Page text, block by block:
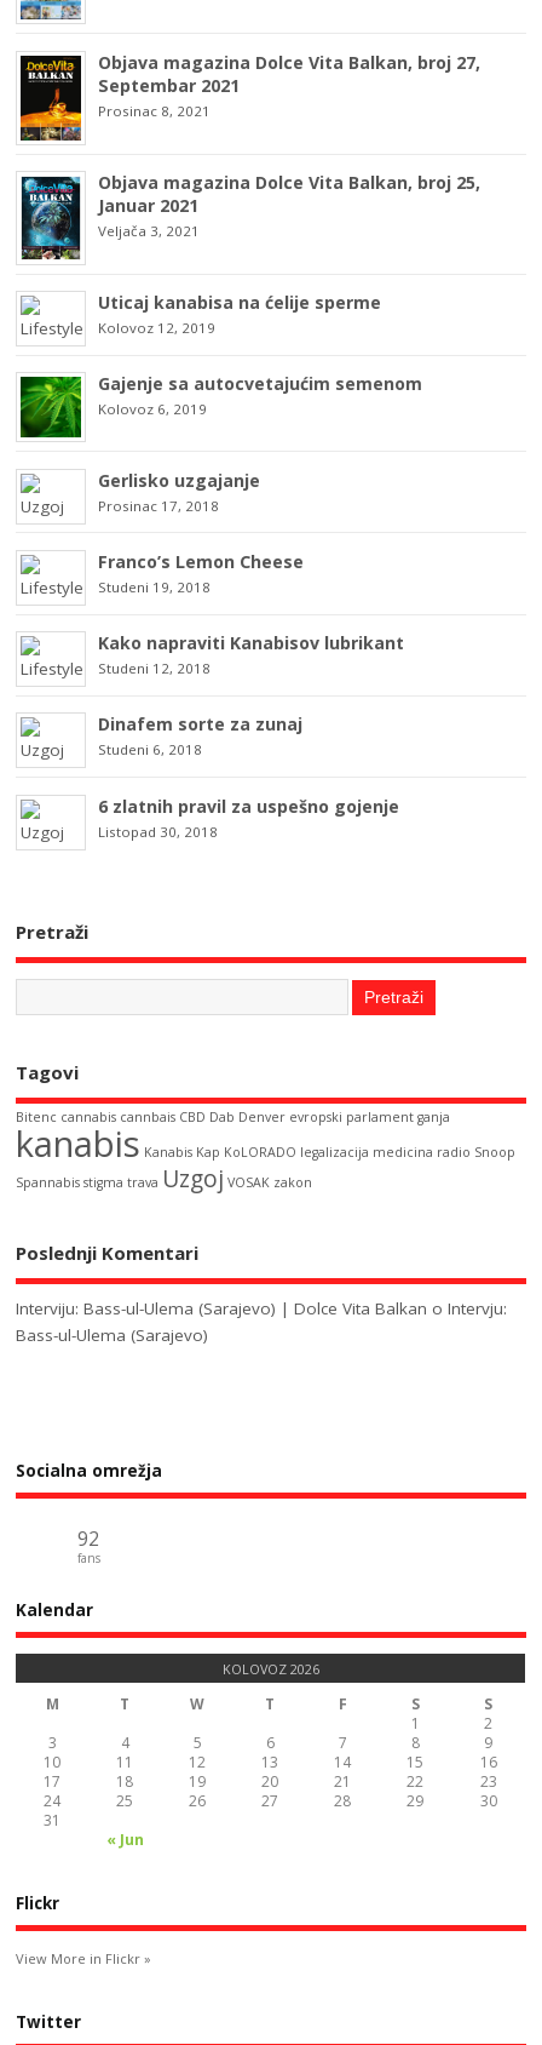
Objava magazina Dolce Vita Balkan, broj 27,
Septembar 2021
Prosinac 8, 2021
Objava magazina Dolce Vita Balkan, broj 25,
Januar 2021
Veljača 3, 2021
Uticaj kanabisa na ćelije sperme
Kolovoz 12, 2019
Gajenje sa autocvetajućim semenom
Kolovoz 6, 2019
Gerlisko uzgajanje
Prosinac 17, 2018
Franco’s Lemon Cheese
Studeni 19, 2018
Kako napraviti Kanabisov lubrikant
Studeni 12, 2018
Dinafem sorte za zunaj
Studeni 6, 2018
6 zlatnih pravil za uspešno gojenje
Listopad 30, 2018
Pretraži
Tagovi
Bitenc cannabis cannbais CBD Dab Denver evropski parlament ganja
kanabis Kanabis Kap KoLORADO legalizacija medicina radio Snoop
Spannabis stigma trava Uzgoj VOSAK zakon
Poslednji Komentari
Interviju: Bass-ul-Ulema (Sarajevo) | Dolce Vita Balkan oIntervju:
Bass-ul-Ulema (Sarajevo)
Socialna omrežja
92
fans
Kalendar
KOLOVOZ 2026
M T W T F S S
« Jun
1
2
3
4 5 6 7 8
9
10
11 12 13 14 15
16
17
18 19 20 21 22
23
24
25 26 27 28 29
30
31
Flickr
View More in Flickr »
Twitter